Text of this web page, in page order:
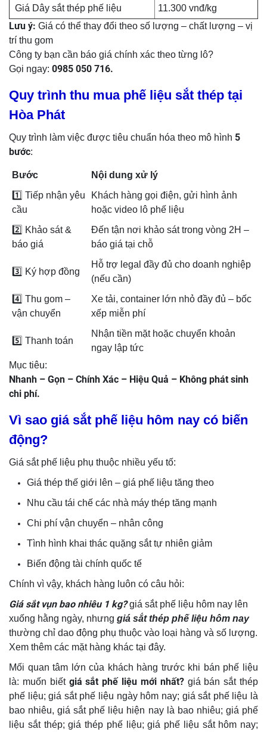
Giá Dây sắt thép phế liệu 11.300 vnđ/kg
Lưu ý: Giá có thể thay đổi theo số lượng – chất lượng – vị
trí thu gom
Công ty bạn cần báo giá chính xác theo từng lô?
Gọi ngay: 0985 050 716.
Quy trình thu mua phế liệu sắt thép tại
Hòa Phát
Quy trình làm việc được tiêu chuẩn hóa theo mô hình 5
bước:
Bước
Nội dung xử lý
1️⃣ Tiếp nhận yêu
cầu
Khách hàng gọi điện, gửi hình ảnh
hoặc video lô phế liệu
2️⃣ Khảo sát &
báo giá
Đến tận nơi khảo sát trong vòng 2H –
báo giá tại chỗ
3️⃣ Ký hợp đồng
Hỗ trợ legal đầy đủ cho doanh nghiệp
(nếu cần)
4️⃣ Thu gom –
vận chuyển
Xe tải, container lớn nhỏ đầy đủ – bốc
xếp miễn phí
5️⃣ Thanh toán
Nhận tiền mặt hoặc chuyển khoản
ngay lập tức
Mục tiêu:
Nhanh – Gọn – Chính Xác – Hiệu Quả – Không phát sinh
chi phí.
Vì sao giá sắt phế liệu hôm nay có biến
động?
Giá sắt phế liệu phụ thuộc nhiều yếu tố:
Giá thép thế giới lên – giá phế liệu tăng theo
Nhu cầu tái chế các nhà máy thép tăng mạnh
Chi phí vận chuyển – nhân công
Tình hình khai thác quặng sắt tự nhiên giảm
Biến động tài chính quốc tế
Chính vì vậy, khách hàng luôn có câu hỏi:
Giá sắt vụn bao nhiêu 1 kg?giá sắt phế liệu hôm nay lên
xuống hằng ngày, nhưng giá sắt thép phế liệu hôm nay
thường chỉ dao động phụ thuộc vào loại hàng và số lượng.
Xem thêm các mặt hàng khác tại đây.
Mối quan tâm lớn của khách hàng trước khi bán phế liệu
là: muốn biết giá sắt phế liệu mới nhất? giá bán sắt thép
phế liệu; giá sắt phế liệu ngày hôm nay; giá sắt phế liệu là
bao nhiêu, giá sắt phế liệu hiện nay là bao nhiêu; giá phế
liệu sắt thép; giá thép phế liệu; giá phế liệu sắt hôm nay;